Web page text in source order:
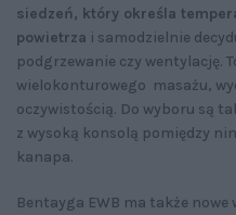
siedzeń, który określa
powietrza i samodzielnie
podgrzewanie czy wentylację.
wielokonturowego masażu,
oczywistością. Do wyboru są
z wysoką konsolą pomiędzy
kanapa.
Bentayga EWB ma także